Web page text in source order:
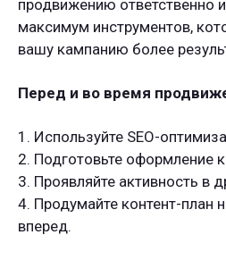
продвижению ответственно
максимум инструментов,
вашу кампанию более
Перед и во время
1. Используйте SEO-
2. Подготовьте оформление
3. Проявляйте активность в
4. Продумайте контент-план
вперед.